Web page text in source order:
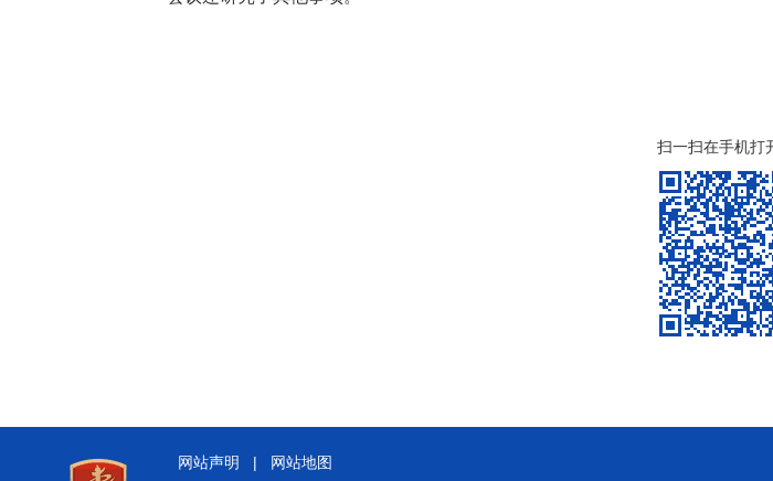
扫一扫在手机打
网站声明 |
网站地图